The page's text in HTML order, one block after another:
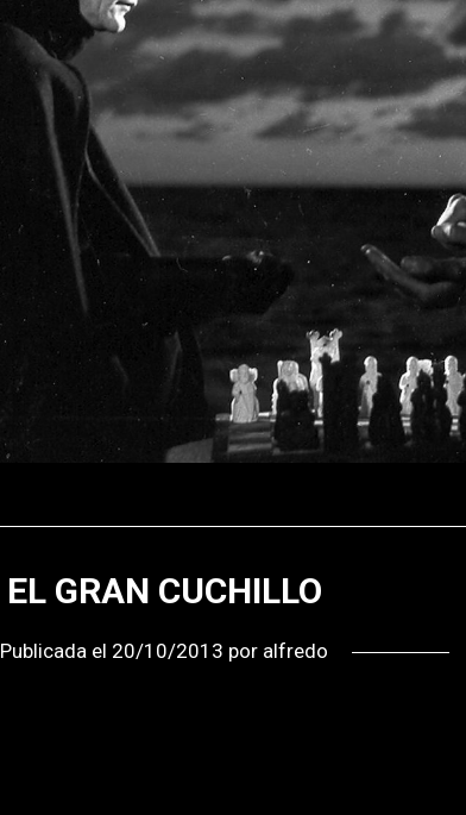
EL GRAN CUCHILLO
Publicada el 20/10/2013 por alfredo